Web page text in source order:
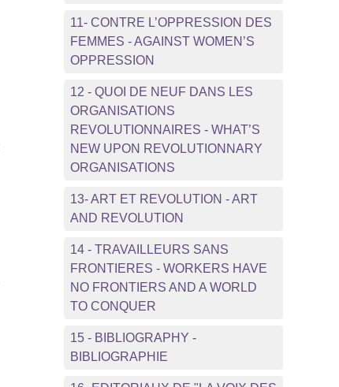
11- CONTRE L’OPPRESSION DES
FEMMES - AGAINST WOMEN’S
OPPRESSION
12 - QUOI DE NEUF DANS LES
ORGANISATIONS
REVOLUTIONNAIRES - WHAT’S
NEW UPON REVOLUTIONNARY
ORGANISATIONS
13- ART ET REVOLUTION - ART
AND REVOLUTION
14 - TRAVAILLEURS SANS
FRONTIERES - WORKERS HAVE
NO FRONTIERS AND A WORLD
TO CONQUER
15 - BIBLIOGRAPHY -
BIBLIOGRAPHIE